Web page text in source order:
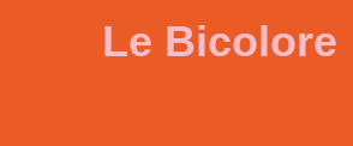
Le Bicolore